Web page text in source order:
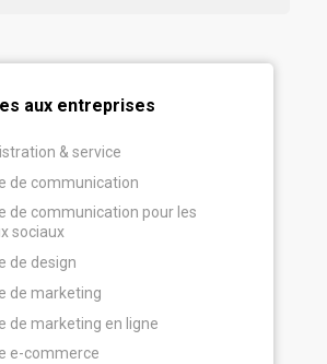
aux entreprises
& service
de communication
de communication pour les
sociaux
de design
de marketing
de marketing en ligne
e-commerce